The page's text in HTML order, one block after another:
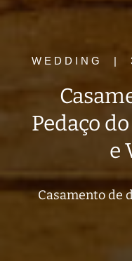
WEDDING |
Pedaço
e
Casamento de